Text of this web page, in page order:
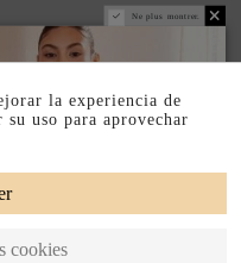
Ne plus montrer.
la experiencia de
su uso para aprovechar
cookies